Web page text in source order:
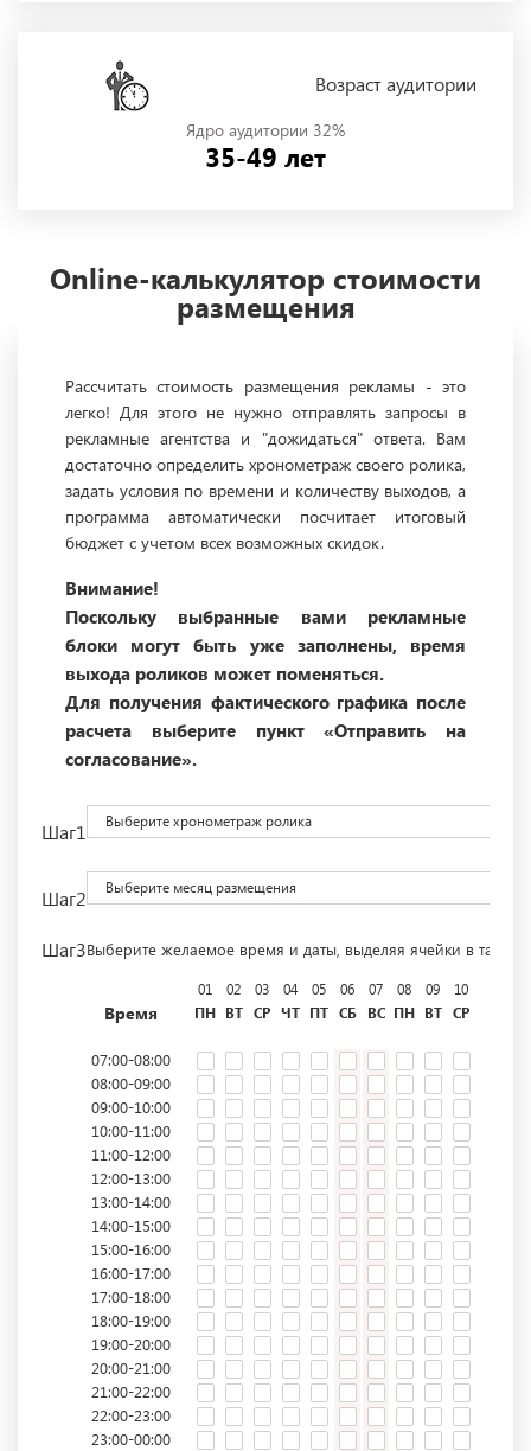
Возраст аудитории
Ядро аудитории 32%
35-49 лет
Online-калькулятор стоимости
размещения
Рассчитать стоимость размещения рекламы - это
легко! Для этого не нужно отправлять запросы в
рекламные агентства и "дожидаться" ответа. Вам
достаточно определить хронометраж своего ролика,
задать условия по времени и количеству выходов, а
программа автоматически посчитает итоговый
бюджет с учетом всех возможных скидок.
Внимание!
Поскольку выбранные вами рекламные
блоки могут быть уже заполнены, время
выхода роликов может поменяться.
Для получения фактического графика после
расчета выберите пункт «Отправить на
согласование».
Шаг1 Выберите хронометраж ролика
Шаг2 Выберите месяц размещения
Шаг3Выберите желаемое время и даты, выделяя ячейки в
Время
01
ПН
02
ВТ
03
СР
04
ЧТ
05
ПТ
06
СБ
07
ВС
08
ПН
09
ВТ
10
СР
07:00-08:00
08:00-09:00
09:00-10:00
10:00-11:00
11:00-12:00
12:00-13:00
13:00-14:00
14:00-15:00
15:00-16:00
16:00-17:00
17:00-18:00
18:00-19:00
19:00-20:00
20:00-21:00
21:00-22:00
22:00-23:00
23:00-00:00